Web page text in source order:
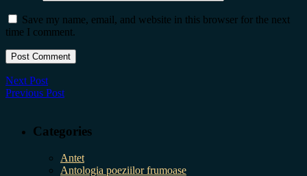
Save my name, email, and website in this browser for the next
time I comment.
Next Post
Previous Post
Categories
Antet
Antologia poeziilor frumoase